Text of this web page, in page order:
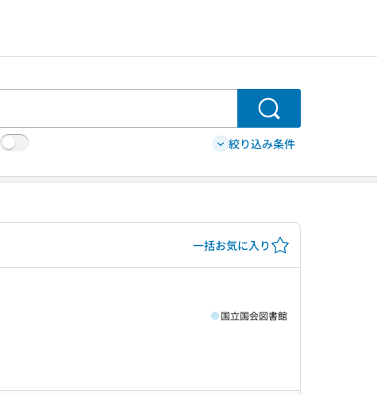
検索
絞り込み条件
一括お気に入り
国立国会図書館